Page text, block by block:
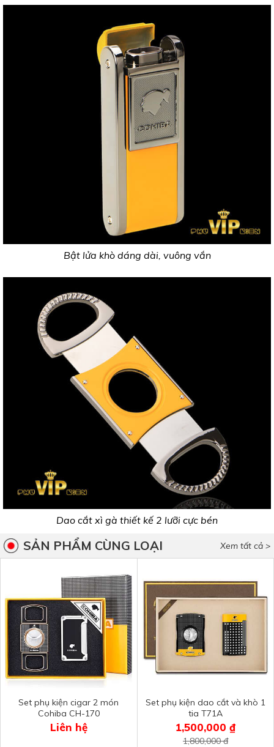
Bật lửa khò dáng dài, vuông vắn
Dao cắt xì gà thiết kế 2 lưỡi cực bén
Xem tất cả >
SẢN PHẨM CÙNG LOẠI
Set phụ kiện cigar 2 món
Cohiba CH-170
Liên hệ
Set phụ kiện dao cắt và khò 1
tia T71A
1,500,000 ₫
1,800,000 đ